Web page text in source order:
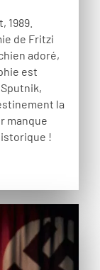
1989.
de Fritzi
adoré,
est
la
manque
!